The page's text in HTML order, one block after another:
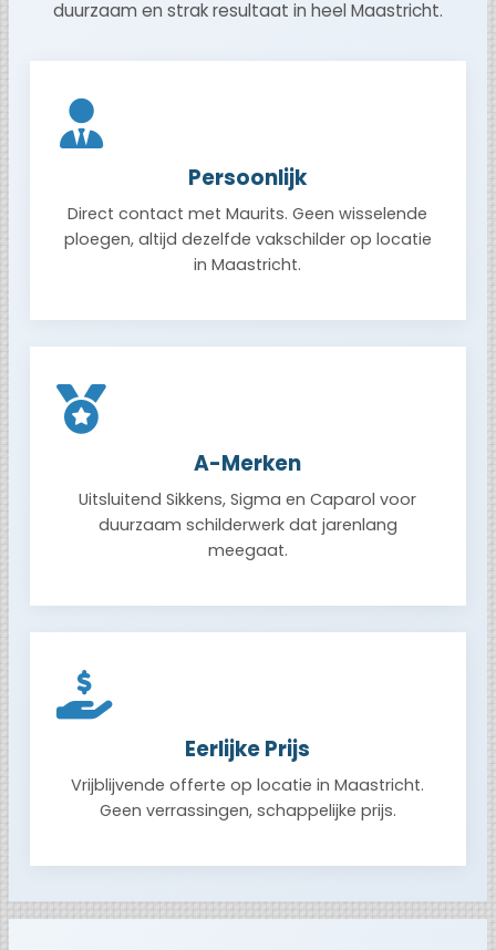
duurzaam en strak resultaat in heel Maastricht.
Persoonlijk
Direct contact met Maurits. Geen wisselende
ploegen, altijd dezelfde vakschilder op locatie
in Maastricht.
A-Merken
Uitsluitend Sikkens, Sigma en Caparol voor
duurzaam schilderwerk dat jarenlang
meegaat.
Eerlijke Prijs
Vrijblijvende offerte op locatie in Maastricht.
Geen verrassingen, schappelijke prijs.